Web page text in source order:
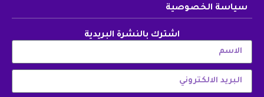
سياسة الخصوصية
اشترك بالنشرة البريدية